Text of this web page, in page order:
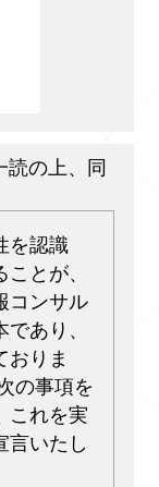
読の上、同
を認識
とが、
コンサル
あり、
おりま
の事項を
これを実
言いたし